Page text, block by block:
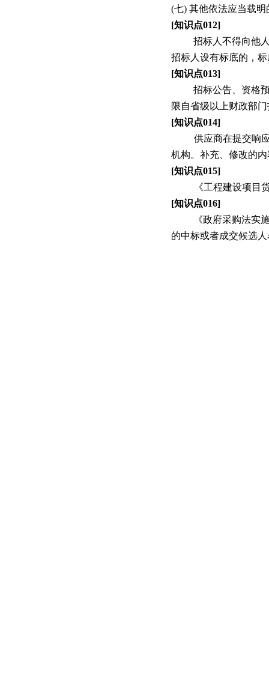
(七) 其他依法应当载明
[知识点012]
招标人不得向他
招标人设有标底的，
[知识点013]
招标公告、资格
限自省级以上财政部
[知识点014]
供应商在提交响
机构。补充、修改的
[知识点015]
《工程建设项目
[知识点016]
《政府采购法实
的中标或者成交候选